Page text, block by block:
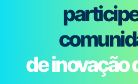
de inovação